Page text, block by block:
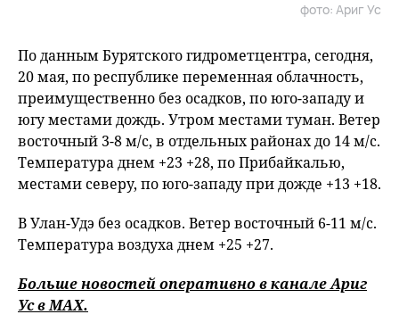
фото: Ариг Ус
По данным Бурятского гидрометцентра, сегодня,
20 мая, по республике переменная облачность,
преимущественно без осадков, по юго-западу и
югу местами дождь. Утром местами туман. Ветер
восточный 3-8 м/с, в отдельных районах до 14 м/с.
Температура днем +23 +28, по Прибайкалью,
местами северу, по юго-западу при дожде +13 +18.
В Улан-Удэ без осадков. Ветер восточный 6-11 м/с.
Температура воздуха днем +25 +27.
Больше новостей оперативно в канале Ариг
Ус вMAХ.